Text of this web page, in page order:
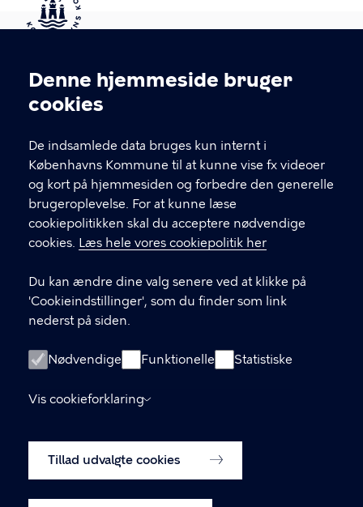
Cookieindstillinger
Denne hjemmeside bruger
cookies
De indsamlede data bruges kun internt i
Københavns Kommune til at kunne vise fx videoer
og kort på hjemmesiden og forbedre den generelle
brugeroplevelse. For at kunne læse
cookiepolitikken skal du acceptere nødvendige
cookies. Læs hele vores cookiepolitik her
Du kan ændre dine valg senere ved at klikke på
'Cookieindstillinger', som du finder som link
nederst på siden.
Nødvendige Funktionelle Statistiske
Vis cookieforklaring
Tillad udvalgte cookies
Kontakt Københavns Kommune
T
fFind andre kontakter her
CVR-nummer64942212
GENVEJE
Digital Post
Databeskyttelse
Tilgængelighedserklæring
Om hjemmesiden
Cookiepolitik